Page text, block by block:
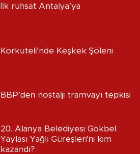
İlk ruhsat Antalya’ya
Korkuteli’nde Keşkek Şöleni
BBP’den nostalji tramvayı tepkisi
20. Alanya Belediyesi Gökbel
Yaylası Yağlı Güreşleri'ni kim
kazandı?